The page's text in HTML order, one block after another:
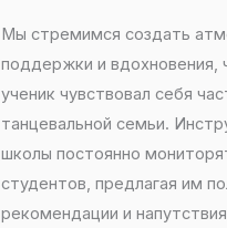
Мы стремимся создать
поддержки и вдохновения,
ученик чувствовал себя
танцевальной семьи.
школы постоянно
студентов, предлагая им
рекомендации и